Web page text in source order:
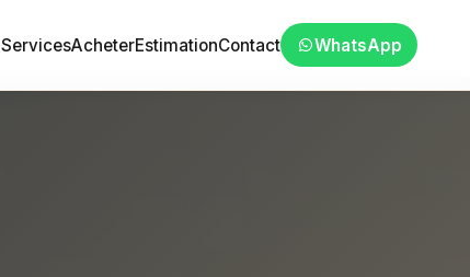
ServicesAcheterEstimationContact WhatsApp